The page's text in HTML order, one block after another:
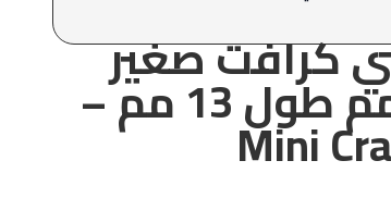
كرافت صغير
100 قطعة – قطر 15 مم طول 13 مم –
Mini